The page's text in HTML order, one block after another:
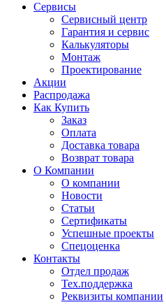
Сервисы
Сервисный центр
Гарантия и сервис
Калькуляторы
Монтаж
Проектирование
Акции
Распродажа
Как Купить
Заказ
Оплата
Доставка товара
Возврат товара
О Компании
О компании
Новости
Статьи
Сертификаты
Успешные проекты
Спецоценка
Контакты
Отдел продаж
Тех.поддержка
Реквизиты компании